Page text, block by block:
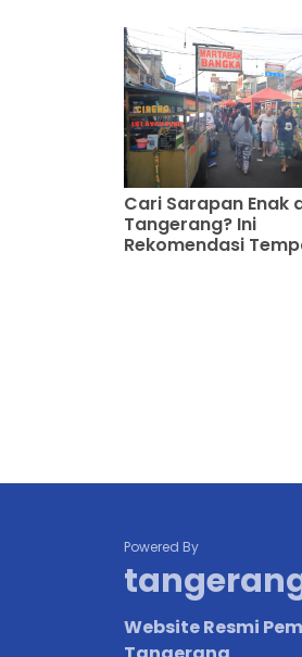
Cari Sarapan Enak
Tangerang? Ini
Rekomendasi
Powered By
Website Resmi